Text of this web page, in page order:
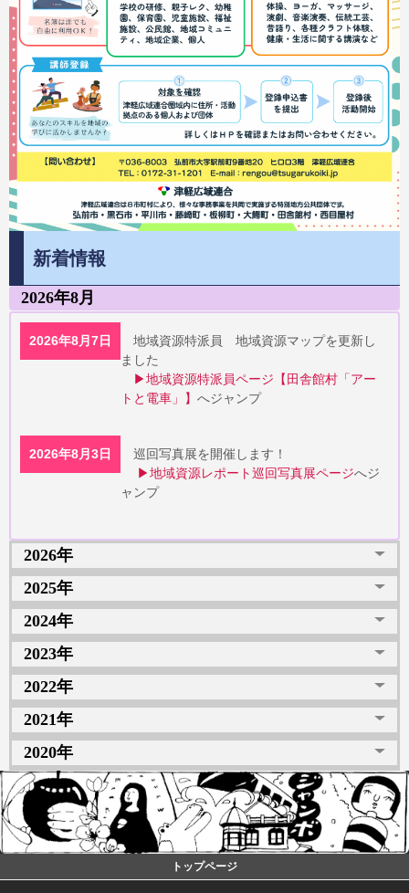
新着情報
2026年8月
2026年8月7日
地域資源特派員 地域資源マップを更新し
ました
▶地域資源特派員ページ【田舎館村「アー
トと電車」】 へジャンプ
2026年8月3日
巡回写真展を開催します！
▶地域資源レポート巡回写真展ページへジ
ャンプ
2026年
2025年
2024年
2023年
2022年
2021年
2020年
トップページ